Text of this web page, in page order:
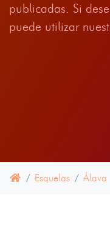
publicadas. Si
puede utilizar
Esquelas Álava